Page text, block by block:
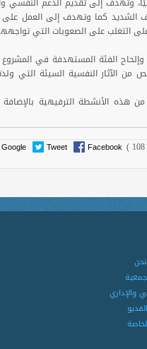
كما وتهدف إلى العمل على
التغلب على الصعوبات التي
الفئة المستهدفة في
من الآثار النفسية السيئة التي
من هذه الأنشطة الترفيهية
Facebook
Tweet
Google +
والإداري